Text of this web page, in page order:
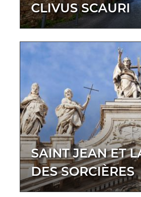
CLIVUS SCAURI
SAINT JEAN ET
DES SORCIÈRES